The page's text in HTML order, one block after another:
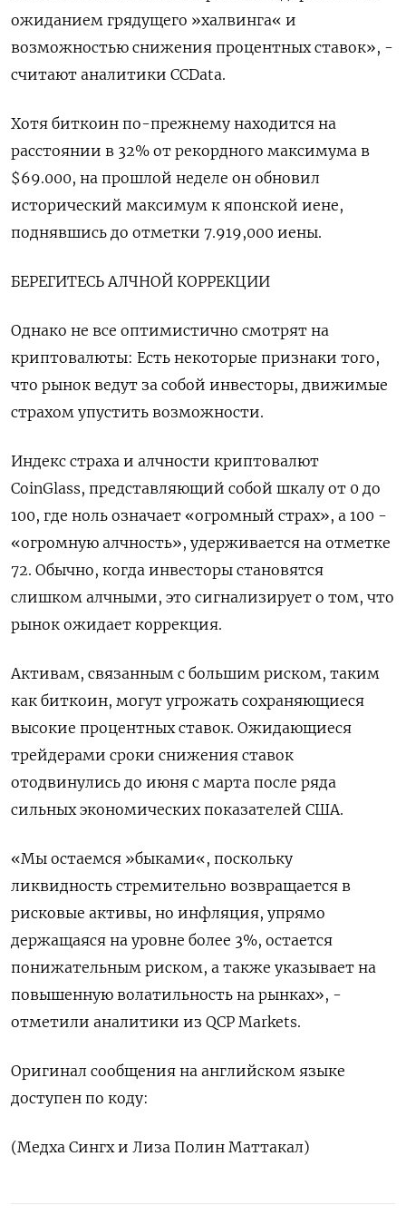
ожиданием грядущего »халвинга« и
возможностью снижения процентных ставок», -
считают аналитики CCData.
Хотя биткоин по-прежнему находится на
расстоянии в 32% от рекордного максимума в
$69.000, на прошлой неделе он обновил
исторический максимум к японской иене,
поднявшись до отметки 7.919,000 иены.
БЕРЕГИТЕСЬ АЛЧНОЙ КОРРЕКЦИИ
Однако не все оптимистично смотрят на
криптовалюты: Есть некоторые признаки того,
что рынок ведут за собой инвесторы, движимые
страхом упустить возможности.
Индекс страха и алчности криптовалют
CoinGlass, представляющий собой шкалу от 0 до
100, где ноль означает «огромный страх», а 100 -
«огромную алчность», удерживается на отметке
72. Обычно, когда инвесторы становятся
слишком алчными, это сигнализирует о том, что
рынок ожидает коррекция.
Активам, связанным с большим риском, таким
как биткоин, могут угрожать сохраняющиеся
высокие процентных ставок. Ожидающиеся
трейдерами сроки снижения ставок
отодвинулись до июня с марта после ряда
сильных экономических показателей США.
«Мы остаемся »быками«, поскольку
ликвидность стремительно возвращается в
рисковые активы, но инфляция, упрямо
держащаяся на уровне более 3%, остается
понижательным риском, а также указывает на
повышенную волатильность на рынках», -
отметили аналитики из QCP Markets.
Оригинал сообщения на английском языке
доступен по коду:
(Медха Сингх и Лиза Полин Маттакал)